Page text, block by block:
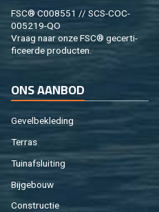
FSC® C008551 // SCS-COC-
005219-QO
Vraag naar onze FSC® ge­cer­ti­
fi­ceer­de pro­duc­ten.
ONS AAN­BOD
Ge­vel­be­kle­ding
Ter­ras
Tuin­af­slui­ting
Bij­ge­bouw
Con­struc­tie